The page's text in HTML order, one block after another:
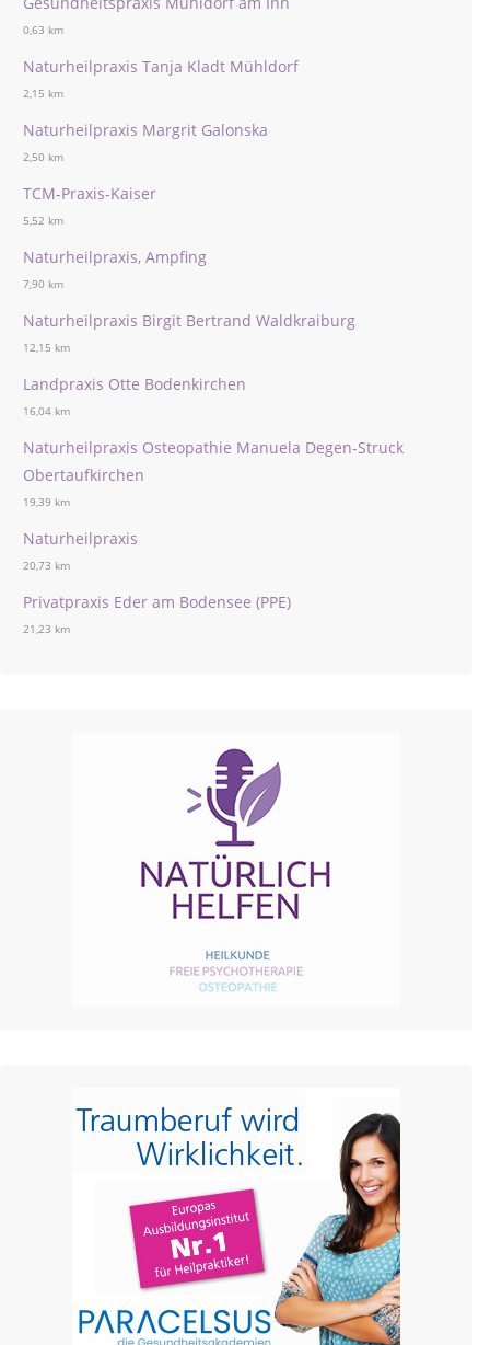
0,63 km
Naturheilpraxis Tanja Kladt Mühldorf
2,15 km
Naturheilpraxis Margrit Galonska
2,50 km
TCM-Praxis-Kaiser
5,52 km
Naturheilpraxis, Ampfing
7,90 km
Naturheilpraxis Birgit Bertrand Waldkraiburg
12,15 km
Landpraxis Otte Bodenkirchen
16,04 km
Naturheilpraxis Osteopathie Manuela Degen-Struck
Obertaufkirchen
19,39 km
Naturheilpraxis
20,73 km
Privatpraxis Eder am Bodensee (PPE)
21,23 km